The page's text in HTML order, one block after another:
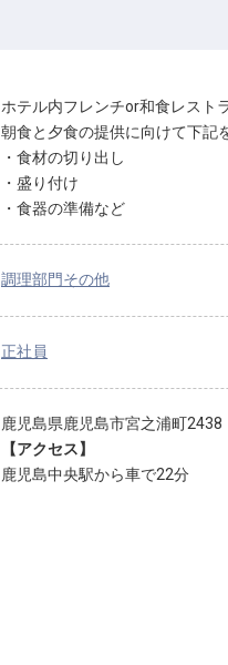
ホテル内フレンチor和食レスト
朝食と夕食の提供に向けて下記
・食材の切り出し
・盛り付け
・食器の準備など
調理部門その他
正社員
鹿児島県鹿児島市宮之浦町2438
【アクセス】
鹿児島中央駅から車で22分